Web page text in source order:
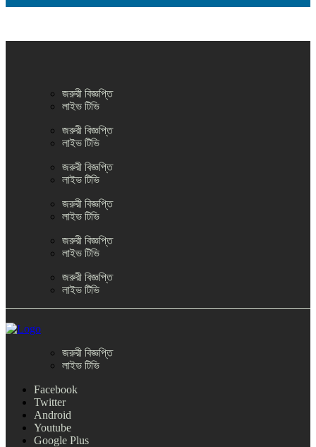
জরুরী বিজ্ঞপ্তি
লাইভ টিভি
জরুরী বিজ্ঞপ্তি
লাইভ টিভি
জরুরী বিজ্ঞপ্তি
লাইভ টিভি
জরুরী বিজ্ঞপ্তি
লাইভ টিভি
জরুরী বিজ্ঞপ্তি
লাইভ টিভি
জরুরী বিজ্ঞপ্তি
লাইভ টিভি
জরুরী বিজ্ঞপ্তি
লাইভ টিভি
Facebook
Twitter
Android
Youtube
Google Plus